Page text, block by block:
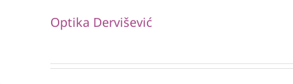
Optika Dervišević